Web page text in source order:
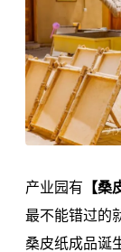
产业园有 【桑
最不能错过的
桑皮纸成品诞